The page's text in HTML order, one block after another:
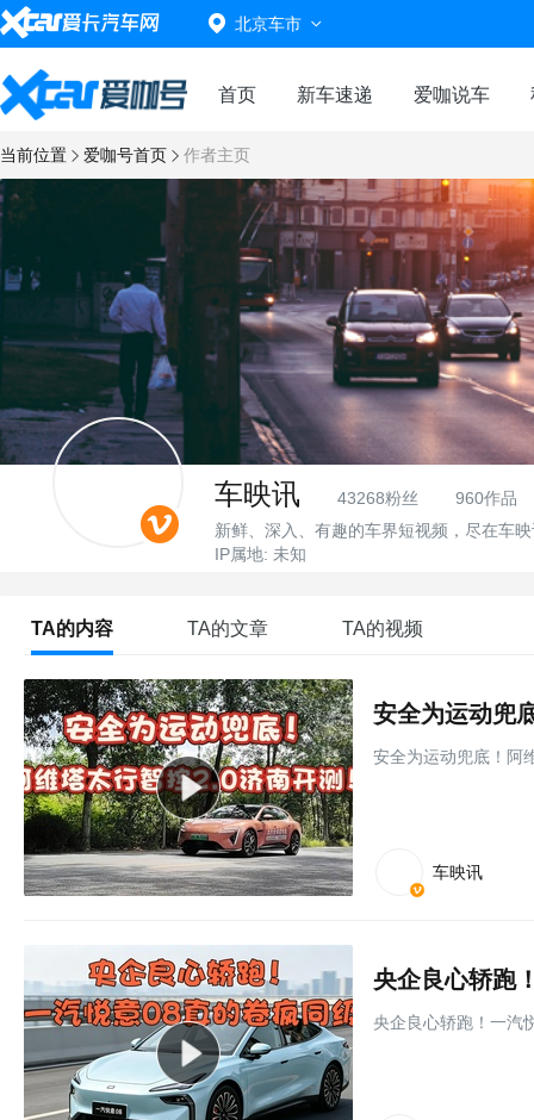
北京车市
首页 新车速递 爱咖说车
当前位置 爱咖号首页 作者主页
车映讯 43268粉丝
960作品
新鲜、深入、有趣的车界短视频，尽在车
IP属地: 未知
TA的内容 TA的文章 TA的视频
安全为运动兜
安全为运动兜底！阿
车映讯
央企良心轿跑
央企良心轿跑！一汽